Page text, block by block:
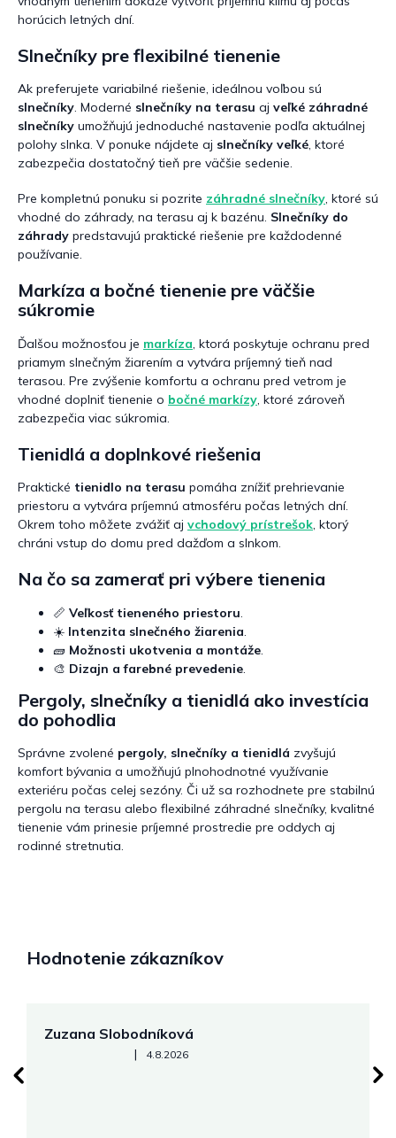
horúcich letných dní.
Slnečníky pre flexibilné tienenie
Ak preferujete variabilné riešenie, ideálnou voľbou sú
slnečníky. Moderné slnečníky na terasu aj veľké záhradné
slnečníky umožňujú jednoduché nastavenie podľa aktuálnej
polohy slnka. V ponuke nájdete aj slnečníky veľké, ktoré
zabezpečia dostatočný tieň pre väčšie sedenie.
Pre kompletnú ponuku si pozrite záhradné slnečníky, ktoré sú
vhodné do záhrady, na terasu aj k bazénu. Slnečníky do
záhrady predstavujú praktické riešenie pre každodenné
používanie.
Markíza a bočné tienenie pre väčšie
súkromie
Ďalšou možnosťou je markíza, ktorá poskytuje ochranu pred
priamym slnečným žiarením a vytvára príjemný tieň nad
terasou. Pre zvýšenie komfortu a ochranu pred vetrom je
vhodné doplniť tienenie o bočné markízy, ktoré zároveň
zabezpečia viac súkromia.
Tienidlá a doplnkové riešenia
Praktické tienidlo na terasu pomáha znížiť prehrievanie
priestoru a vytvára príjemnú atmosféru počas letných dní.
Okrem toho môžete zvážiť aj vchodový prístrešok, ktorý
chráni vstup do domu pred dažďom a slnkom.
Na čo sa zamerať pri výbere tienenia
📏 Veľkosť tieneného priestoru.
☀️ Intenzita slnečného žiarenia.
🧱 Možnosti ukotvenia a montáže.
🎨 Dizajn a farebné prevedenie.
Pergoly, slnečníky a tienidlá ako investícia
do pohodlia
Správne zvolené pergoly, slnečníky a tienidlá zvyšujú
komfort bývania a umožňujú plnohodnotné využívanie
exteriéru počas celej sezóny. Či už sa rozhodnete pre stabilnú
pergolu na terasu alebo flexibilné záhradné slnečníky, kvalitné
tienenie vám prinesie príjemné prostredie pre oddych aj
rodinné stretnutia.
Hodnotenie zákazníkov
Zuzana Slobodníková
Hodnotenie obchodu je 5 z 5 hviezdičiek.
| 4.8.2026